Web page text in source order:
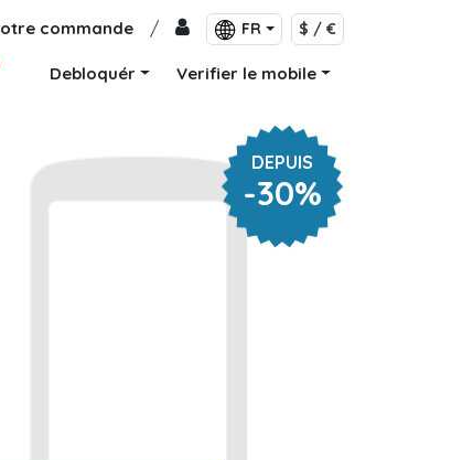
commande / FR $ / €
Debloquér Verifier le mobile
DEPUIS
-30%